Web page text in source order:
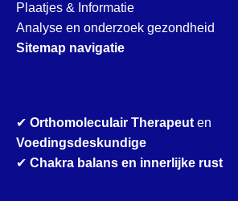
Plaatjes & Informatie
Analyse en onderzoek gezondheid
Sitemap navigatie
✔ Orthomoleculair Therapeuten
Voedingsdeskundige
✔ Chakra balans en innerlijke rust